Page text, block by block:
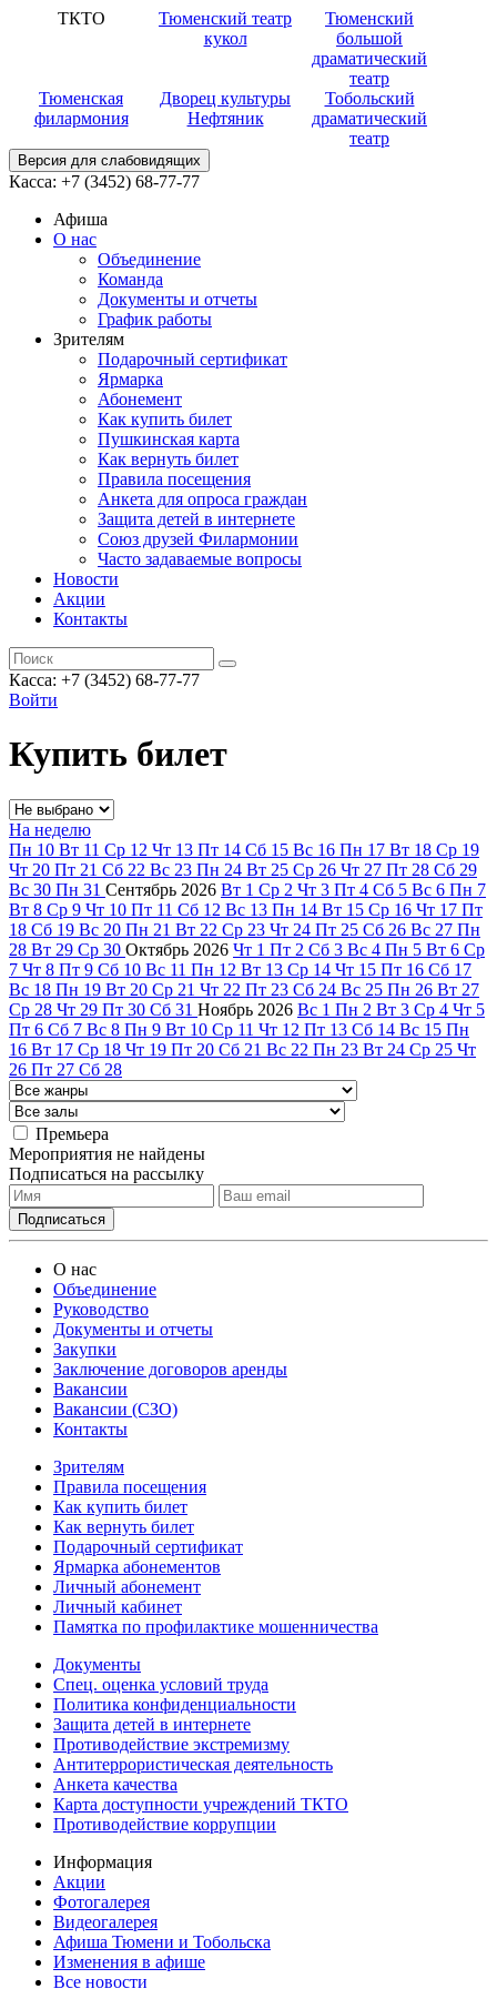
ТКТО
Тюменский театр
кукол
Тюменский
большой
драматический
театр
Тюменская
филармония
Дворец культуры
Нефтяник
Тобольский
драматический
театр
Версия для слабовидящих
Касса: +7 (3452) 68-77-77
Афиша
О нас
Объединение
Команда
Документы и отчеты
График работы
Зрителям
Подарочный сертификат
Ярмарка
Абонемент
Как купить билет
Пушкинская карта
Как вернуть билет
Правила посещения
Анкета для опроса граждан
Защита детей в интернете
Союз друзей Филармонии
Часто задаваемые вопросы
Новости
Акции
Контакты
Касса: +7 (3452) 68-77-77
Войти
Купить билет
На неделю
Пн 10 Вт 11 Ср 12 Чт 13 Пт 14 Сб 15 Вс 16 Пн 17 Вт 18 Ср 19
Чт 20 Пт 21 Сб 22 Вс 23 Пн 24 Вт 25 Ср 26 Чт 27 Пт 28 Сб 29
Вс 30 Пн 31 Сентябрь 2026 Вт 1 Ср 2 Чт 3 Пт 4 Сб 5 Вс 6 Пн 7
Вт 8 Ср 9 Чт 10 Пт 11 Сб 12 Вс 13 Пн 14 Вт 15 Ср 16 Чт 17 Пт
18 Сб 19 Вс 20 Пн 21 Вт 22 Ср 23 Чт 24 Пт 25 Сб 26 Вс 27 Пн
28 Вт 29 Ср 30 Октябрь 2026 Чт 1 Пт 2 Сб 3 Вс 4 Пн 5 Вт 6 Ср
7 Чт 8 Пт 9 Сб 10 Вс 11 Пн 12 Вт 13 Ср 14 Чт 15 Пт 16 Сб 17
Вс 18 Пн 19 Вт 20 Ср 21 Чт 22 Пт 23 Сб 24 Вс 25 Пн 26 Вт 27
Ср 28 Чт 29 Пт 30 Сб 31 Ноябрь 2026 Вс 1 Пн 2 Вт 3 Ср 4 Чт 5
Пт 6 Сб 7 Вс 8 Пн 9 Вт 10 Ср 11 Чт 12 Пт 13 Сб 14 Вс 15 Пн
16 Вт 17 Ср 18 Чт 19 Пт 20 Сб 21 Вс 22 Пн 23 Вт 24 Ср 25 Чт
26 Пт 27 Сб 28
Премьера
Мероприятия не найдены
Подписаться на рассылку
О нас
Объединение
Руководство
Документы и отчеты
Закупки
Заключение договоров аренды
Вакансии
Вакансии (СЗО)
Контакты
Зрителям
Правила посещения
Как купить билет
Как вернуть билет
Подарочный сертификат
Ярмарка абонементов
Личный абонемент
Личный кабинет
Памятка по профилактике мошенничества
Документы
Спец. оценка условий труда
Политика конфиденциальности
Защита детей в интернете
Противодействие экстремизму
Антитеррористическая деятельность
Анкета качества
Карта доступности учреждений ТКТО
Противодействие коррупции
Информация
Акции
Фотогалерея
Видеогалерея
Афиша Тюмени и Тобольска
Изменения в афише
Все новости